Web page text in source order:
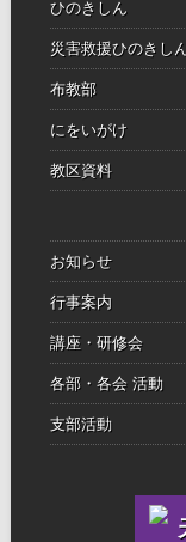
ひのきしん
災害救援ひのきし
布教部
にをいがけ
教区資料
お知らせ
行事案内
講座・研修会
各部・各会 活動
支部活動